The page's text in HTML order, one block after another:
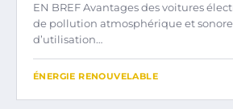
EN BREF Avantages des voitures
de pollution atmosphérique et
d’utilisation…
ÉNERGIE RENOUVELABLE